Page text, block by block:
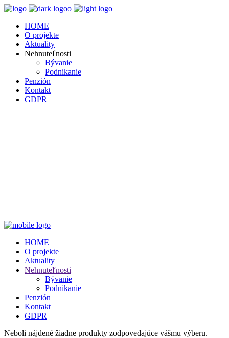
HOME
O projekte
Aktuality
Nehnuteľnosti
Bývanie
Podnikanie
Penzión
Kontakt
GDPR
HOME
O projekte
Aktuality
Nehnuteľnosti
Bývanie
Podnikanie
Penzión
Kontakt
GDPR
Neboli nájdené žiadne produkty zodpovedajúce vášmu výberu.